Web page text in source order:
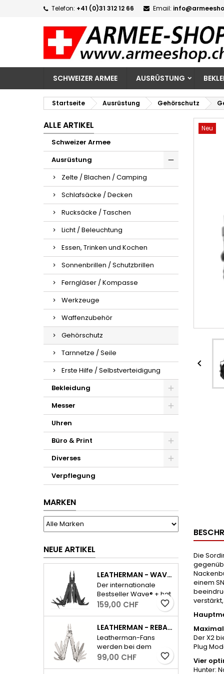
Telefon: +41 (0)31 312 12 66 Email:
SCHWEIZER ARMEE AUSRÜSTUNG
Startseite Ausrüstung Gehörschutz
ALLE ARTIKEL
Schweizer Armee
Ausrüstung
Zelte / Blachen / Camping
Schlafsäcke / Decken
Rucksäcke / Taschen
Licht / Beleuchtung
Essen, Trinken und Kochen
Sonnenbrillen / Schutzbrillen
Ferngläser / Kompasse
Werkzeuge
Waffenzubehör
Gehörschutz
Tarnnetze / Seile
Erste Hilfe / Selbstverteidigung
Bekleidung
Messer
Uhren
Büro & Print
Diverses
Verpflegung
MARKEN
NEUE ARTIKEL
LEATHERMAN - WAVE PLUS INKL. ETUI - SCHWARZ
Der internationale
Bestseller Wave® + hat
alle wichtigen Tools für
den Alltag und dazu
auswechselbaren,
widerstandsfähigen
Drahtschneider.
- Feststellbare
Werkzeuge-
159,00 CHF favorite_border
LEATHERMAN - REBAR - SILBER
Leatherman-Fans
werden bei dem
neuen Rebar sofort die
99,00 CHF favorite_border
Neu

Die
einem
Der X2
Plug
Vier
Hunter:
add_circle_outline